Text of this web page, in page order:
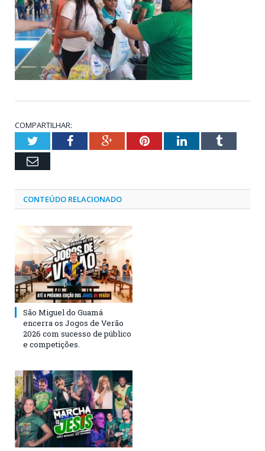
COMPARTILHAR:
TwitterFacebookGoogle+PinterestLinkedInTumblr
Email
CONTEÚDO RELACIONADO
São Miguel do Guamá
encerra os Jogos de Verão
2026 com sucesso de público
e competições.